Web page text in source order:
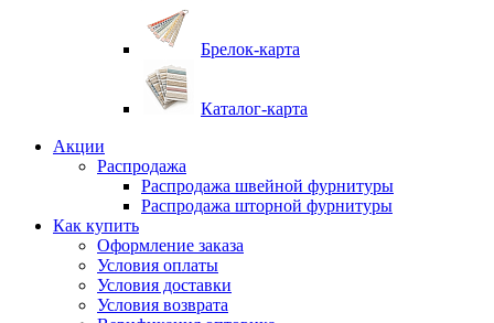
Брелок-карта
Каталог-карта
Акции
Распродажа
Распродажа швейной фурнитуры
Распродажа шторной фурнитуры
Как купить
Оформление заказа
Условия оплаты
Условия доставки
Условия возврата